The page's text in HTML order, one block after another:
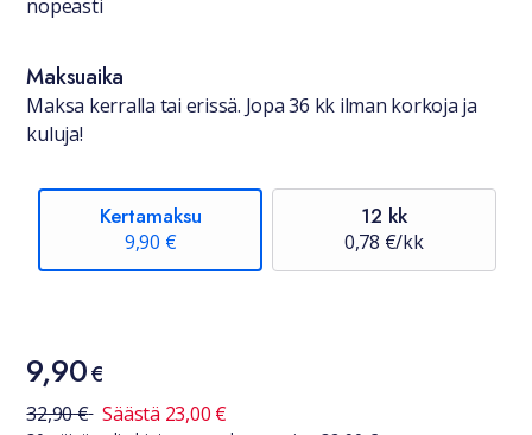
nopeasti
Maksuaika
Maksa kerralla tai erissä. Jopa 36 kk ilman korkoja ja
kuluja!
Kertamaksu
9,90 €
12 kk
0,78 €/kk
Hinta
9,90 €
9,90€
30 päivän alin hinta ennen kampanjaa
32,90€ Säästä 23,00 €